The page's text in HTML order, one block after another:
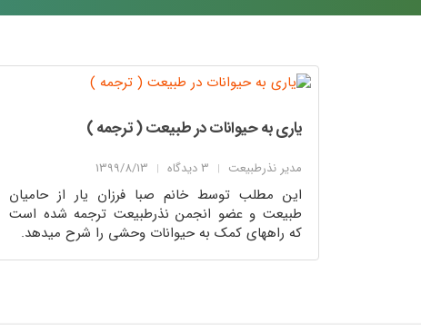
یاری به حیوانات در طبیعت ( ترجمه )
مدیر نذرطبیعت | 3 دیدگاه |
1399/8/13
این مطلب توسط خانم صبا فرزان یار از حامیان
طبیعت و عضو انجمن نذرطبیعت ترجمه شده است
که راههای کمک به حیوانات وحشی را شرح میدهد.